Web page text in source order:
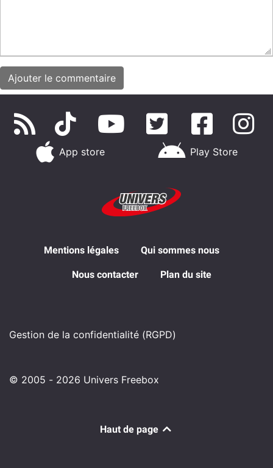
App store Play Store
Mentions légales Qui sommes nous
Nous contacter Plan du site
Gestion de la confidentialité (RGPD)
© 2005 - 2026 Univers Freebox
Haut de page